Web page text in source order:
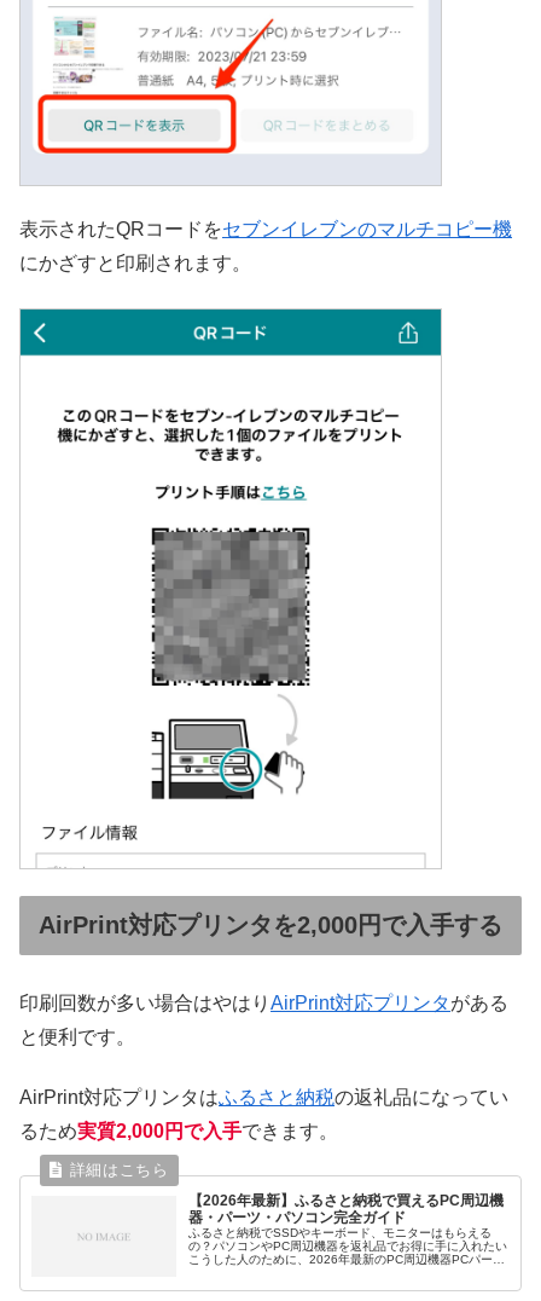
表示されたQRコードをセブンイレブンのマルチコピー機
にかざすと印刷されます。
AirPrint対応プリンタを2,000円で入手する
印刷回数が多い場合はやはり AirPrint対応プリンタがある
と便利です。
AirPrint対応プリンタはふるさと納税の返礼品になってい
るため実質2,000円で入手できます。
【2026年最新】ふるさと納税で買えるPC周辺機
器・パーツ・パソコン完全ガイド
ふるさと納税でSSDやキーボード、モニターはもらえる
の？パソコンやPC周辺機器を返礼品でお得に手に入れたい
こうした人のために、2026年最新のPC周辺機器PCパーツ